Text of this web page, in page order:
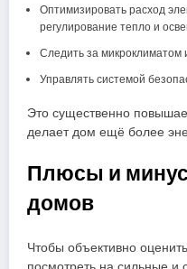
Оптимизировать расход
регулирование тепло и
Следить за микроклиматом
Управлять системой
Это существенно
делает дом ещё более
Плюсы и
домов
Чтобы объективно